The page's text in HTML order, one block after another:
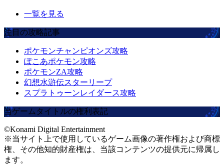
一覧を見る
注目の攻略記事
ポケモンチャンピオンズ攻略
ぽこあポケモン攻略
ポケモンZA攻略
幻想水滸伝スターリープ
スプラトゥーンレイダース攻略
当ゲームタイトルの権利表記
©Konami Digital Entertainment
※当サイト上で使用しているゲーム画像の著作権および商標
権、その他知的財産権は、当該コンテンツの提供元に帰属し
ます。